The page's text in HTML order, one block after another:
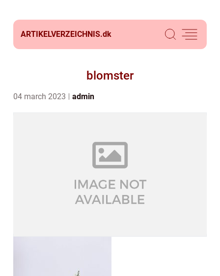
ARTIKELVERZEICHNIS.dk
blomster
04 march 2023 admin